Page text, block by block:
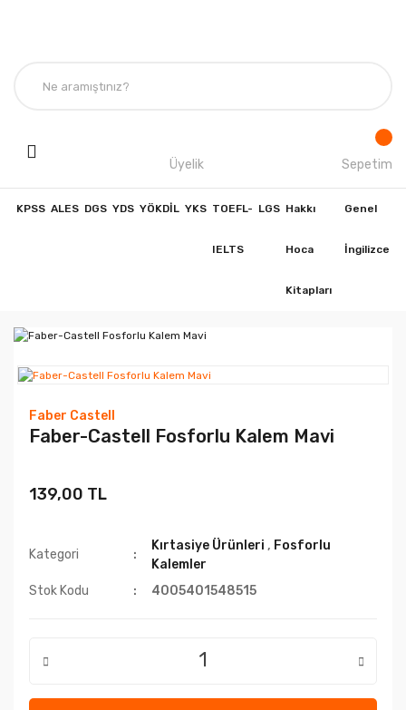
Üyelik Sepetim
KPSS ALES DGS YDS YÖKDİL YKS TOEFL-
IELTS
LGS Hakkı
Hoca
Kitapları
Genel
İngilizce
Faber Castell
Faber-Castell Fosforlu Kalem Mavi
139,00 TL
Kategori
Kırtasiye Ürünleri , Fosforlu
Kalemler
Stok Kodu
4005401548515